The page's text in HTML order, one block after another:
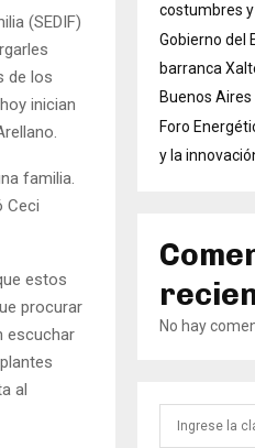
(SEDIF)
de los
inician
familia.
Ceci
estos
procurar
escuchar
al
costumbres
Gobierno del
barranca
Buenos Aires
Foro
y la
No hay